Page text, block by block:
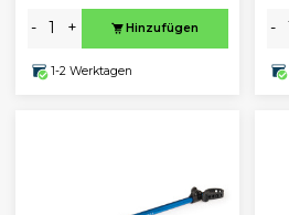
- + Hinzufügen
1-2 Werktagen
-